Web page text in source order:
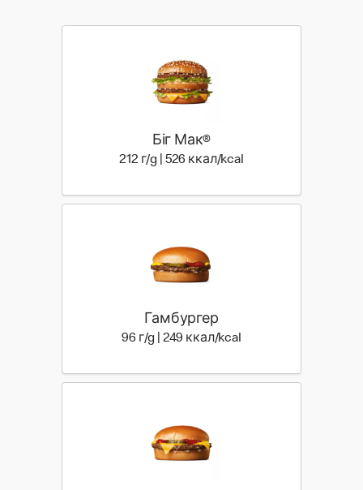
Біг Мак®
212 г/g | 526 ккал/kcal
Гамбургер
96 г/g | 249 ккал/kcal